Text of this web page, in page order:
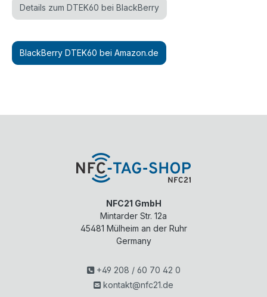
Details zum DTEK60 bei BlackBerry
BlackBerry DTEK60 bei Amazon.de
NFC21 GmbH
Mintarder Str. 12a
45481 Mülheim an der Ruhr
Germany
+49 208 / 60 70 42 0
kontakt@nfc21.de